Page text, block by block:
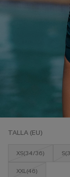
TALLA (EU)
XS(34/36)
XXL(46)